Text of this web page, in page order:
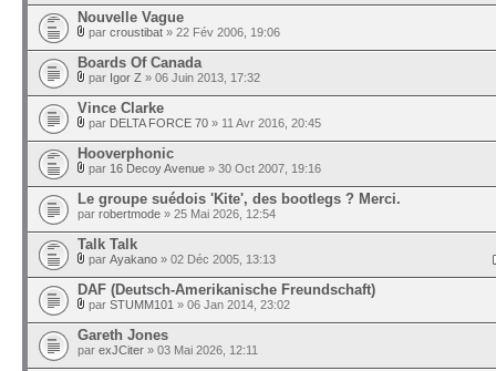
Nouvelle Vague
par croustibat » 22 Fév 2006, 19:06
Boards Of Canada
par Igor Z » 06 Juin 2013, 17:32
Vince Clarke
par DELTA FORCE 70 » 11 Avr 2016, 20:45
Hooverphonic
par 16 Decoy Avenue » 30 Oct 2007, 19:16
Le groupe suédois 'Kite', des bootlegs ? Merci.
par robertmode » 25 Mai 2026, 12:54
Talk Talk
par Ayakano » 02 Déc 2005, 13:13
DAF (Deutsch-Amerikanische Freundschaft)
par STUMM101 » 06 Jan 2014, 23:02
Gareth Jones
par exJCiter » 03 Mai 2026, 12:11